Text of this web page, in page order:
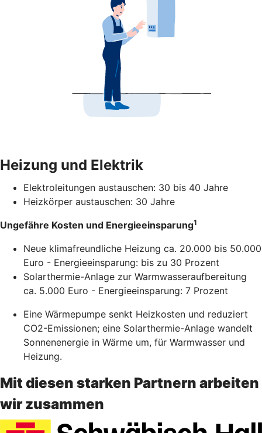
Heizung und Elektrik
Elektroleitungen austauschen: 30 bis 40 Jahre
Heizkörper austauschen: 30 Jahre
Ungefähre Kosten und Energieeinsparung1
Neue klimafreundliche Heizung ca. 20.000 bis 50.000
Euro - Energieeinsparung: bis zu 30 Prozent
Solarthermie-Anlage zur Warmwasseraufbereitung
ca. 5.000 Euro - Energieeinsparung: 7 Prozent
Eine Wärmepumpe senkt Heizkosten und reduziert
CO2-Emissionen; eine Solarthermie-Anlage wandelt
Sonnenenergie in Wärme um, für Warmwasser und
Heizung.
Mit diesen starken Partnern arbeiten
wir zusammen